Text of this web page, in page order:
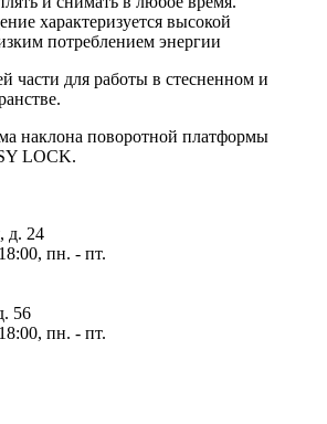
характеризуется высокой
потреблением энергии
части для работы в стесненном и
наклона поворотной платформы
LOCK.
д. 24
пн. - пт.
56
пн. - пт.